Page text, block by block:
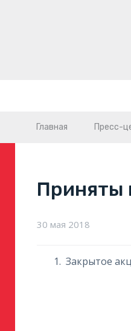
Главная Пресс-
Приняты
30 мая 2018
Закрытое